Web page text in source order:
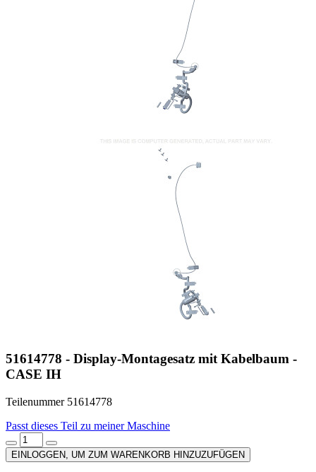
51614778 - Display-Montagesatz mit Kabelbaum -
CASE IH
Teilenummer 51614778
Passt dieses Teil zu meiner Maschine
EINLOGGEN, UM ZUM WARENKORB HINZUZUFÜGEN